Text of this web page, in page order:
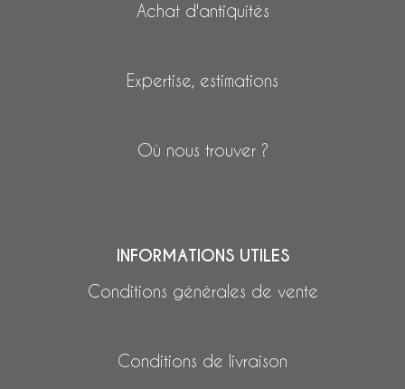
Achat d'antiquités
Expertise, estimations
Où nous trouver ?
INFORMATIONS UTILES
Conditions générales de vente
Conditions de livraison